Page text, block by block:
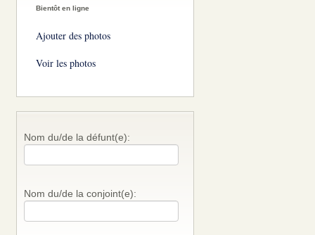
Bientôt en ligne
Ajouter des photos
Voir les photos
Nom du/de la défunt(e):
Nom du/de la conjoint(e):